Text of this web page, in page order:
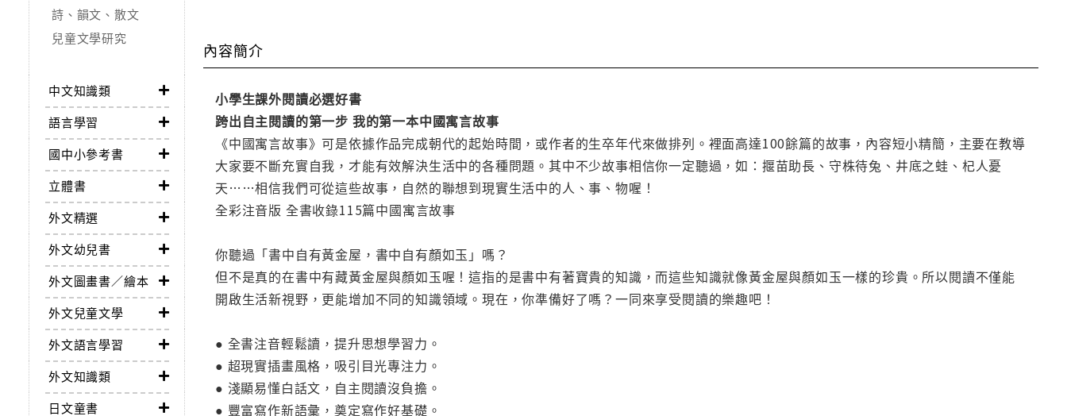
詩、韻文、散文
兒童文學研究
中文知識類
語言學習
國中小參考書
立體書
外文精選
外文幼兒書
外文圖畫書／繪本
外文兒童文學
外文語言學習
外文知識類
日文童書
內容簡介
小學生課外閱讀必選好書
跨出自主閱讀的第一步 我的第一本中國寓言故事
《中國寓言故事》可是依據作品完成朝代的起始時間，或作者的生卒年代來做排列。裡面高達100餘篇的故事，內容短小精簡，主要在教導
大家要不斷充實自我，才能有效解決生活中的各種問題。其中不少故事相信你一定聽過，如：揠苗助長、守株待兔、井底之蛙、杞人憂
天……相信我們可從這些故事，自然的聯想到現實生活中的人、事、物喔！
全彩注音版 全書收錄115篇中國寓言故事
你聽過「書中自有黃金屋，書中自有顏如玉」嗎？
但不是真的在書中有藏黃金屋與顏如玉喔！這指的是書中有著寶貴的知識，而這些知識就像黃金屋與顏如玉一樣的珍貴。所以閱讀不僅能
開啟生活新視野，更能增加不同的知識領域。現在，你準備好了嗎？一同來享受閱讀的樂趣吧！
● 全書注音輕鬆讀，提升思想學習力。
● 超現實插畫風格，吸引目光專注力。
● 淺顯易懂白話文，自主閱讀沒負擔。
● 豐富寫作新語彙，奠定寫作好基礎。